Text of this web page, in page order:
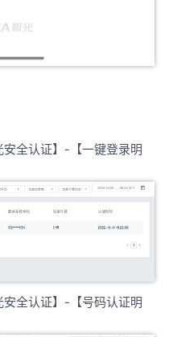
全认证】-【一键登录明
全认证】-【号码认证明